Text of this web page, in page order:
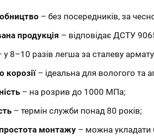
– без посередників, за
продукція – відповідає ДСТУ
у 8–10 разів легша за сталеву
корозії– ідеальна для вологого та
– на розрив до 1000 МПа;
– термін служби понад 80 років;
простота монтажу – можна укладати